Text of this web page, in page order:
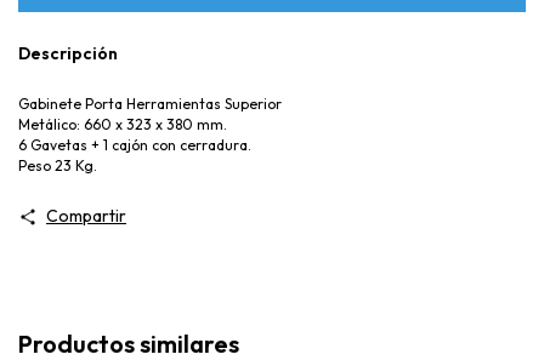
Descripción
Gabinete Porta Herramientas Superior
Metálico: 660 x 323 x 380 mm.
6 Gavetas + 1 cajón con cerradura.
Peso 23 Kg.
Compartir
Productos similares